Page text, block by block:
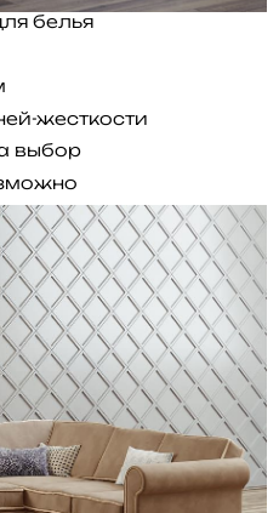
белья
жесткости
выбор